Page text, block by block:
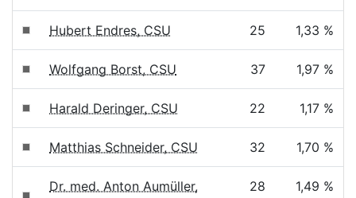
Hubert Endres, CSU 25 1,33 %
Wolfgang Borst, CSU 37 1,97 %
Harald Deringer, CSU 22 1,17 %
Matthias Schneider, CSU 32 1,70 %
Dr. med. Anton Aumüller,
28 1,49 %